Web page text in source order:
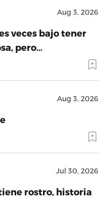
Aug 3, 2026
veces bajo tener
pero…
Aug 3, 2026
Jul 30, 2026
rostro, historia